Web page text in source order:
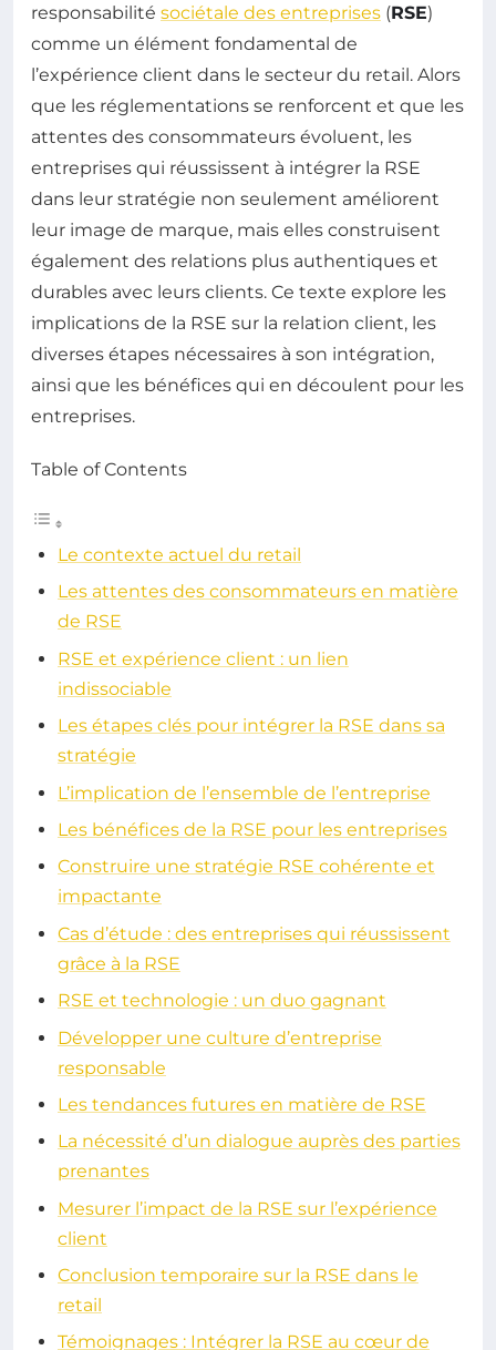
responsabilité sociétale des entreprises (RSE)
comme un élément fondamental de
l’expérience client dans le secteur du retail. Alors
que les réglementations se renforcent et que les
attentes des consommateurs évoluent, les
entreprises qui réussissent à intégrer la RSE
dans leur stratégie non seulement améliorent
leur image de marque, mais elles construisent
également des relations plus authentiques et
durables avec leurs clients. Ce texte explore les
implications de la RSE sur la relation client, les
diverses étapes nécessaires à son intégration,
ainsi que les bénéfices qui en découlent pour les
entreprises.
Table of Contents
Le contexte actuel du retail
Les attentes des consommateurs en matière
de RSE
RSE et expérience client : un lien
indissociable
Les étapes clés pour intégrer la RSE dans sa
stratégie
L’implication de l’ensemble de l’entreprise
Les bénéfices de la RSE pour les entreprises
Construire une stratégie RSE cohérente et
impactante
Cas d’étude : des entreprises qui réussissent
grâce à la RSE
RSE et technologie : un duo gagnant
Développer une culture d’entreprise
responsable
Les tendances futures en matière de RSE
La nécessité d’un dialogue auprès des parties
prenantes
Mesurer l’impact de la RSE sur l’expérience
client
Conclusion temporaire sur la RSE dans le
retail
Témoignages : Intégrer la RSE au cœur de